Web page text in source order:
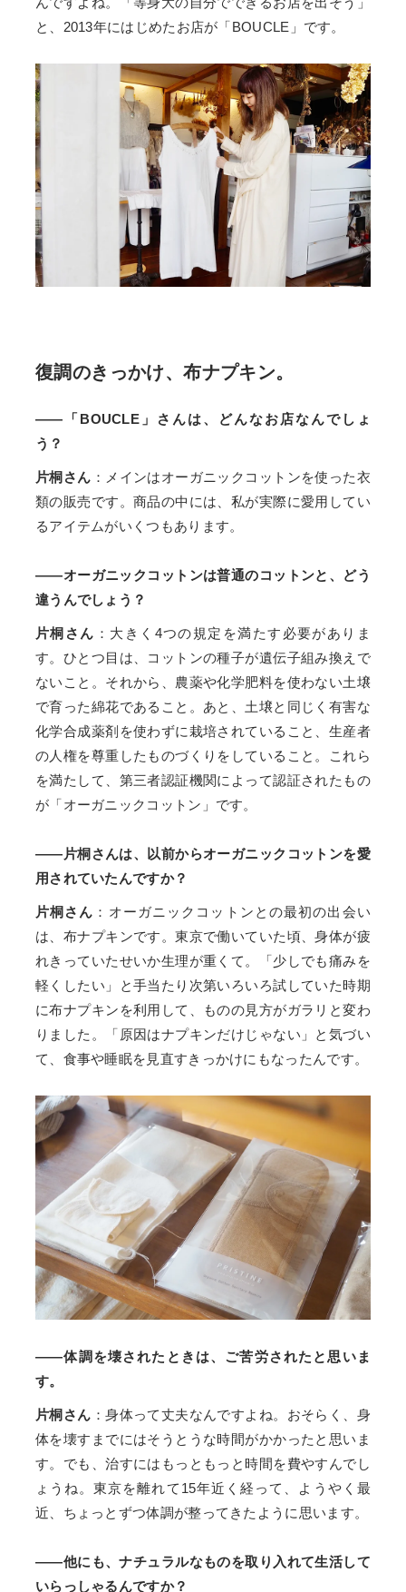
と、2013年にはじめたお店が「BOUCLE」です。
復調のきっかけ、布ナプキン。
――「BOUCLE」さんは、どんなお店なんでしょ
う？
片桐さん ：メインはオーガニックコットンを使った衣
類の販売です。商品の中には、私が実際に愛用してい
るアイテムがいくつもあります。
――オーガニックコットンは普通のコットンと、どう
違うんでしょう？
片桐さん ：大きく4つの規定を満たす必要がありま
す。ひとつ目は、コットンの種子が遺伝子組み換えで
ないこと。それから、農薬や化学肥料を使わない土壌
で育った綿花であること。あと、土壌と同じく有害な
化学合成薬剤を使わずに栽培されていること、生産者
の人権を尊重したものづくりをしていること。これら
を満たして、第三者認証機関によって認証されたもの
が「オーガニックコットン」です。
――片桐さんは、以前からオーガニックコットンを愛
用されていたんですか？
片桐さん ：オーガニックコットンとの最初の出会い
は、布ナプキンです。東京で働いていた頃、身体が疲
れきっていたせいか生理が重くて。「少しでも痛みを
軽くしたい」と手当たり次第いろいろ試していた時期
に布ナプキンを利用して、ものの見方がガラリと変わ
りました。「原因はナプキンだけじゃない」と気づい
て、食事や睡眠を見直すきっかけにもなったんです。
――体調を壊されたときは、ご苦労されたと思いま
す。
片桐さん ：身体って丈夫なんですよね。おそらく、身
体を壊すまでにはそうとうな時間がかかったと思いま
す。でも、治すにはもっともっと時間を費やすんでし
ょうね。東京を離れて15年近く経って、ようやく最
近、ちょっとずつ体調が整ってきたように思います。
――他にも、ナチュラルなものを取り入れて生活して
いらっしゃるんですか？